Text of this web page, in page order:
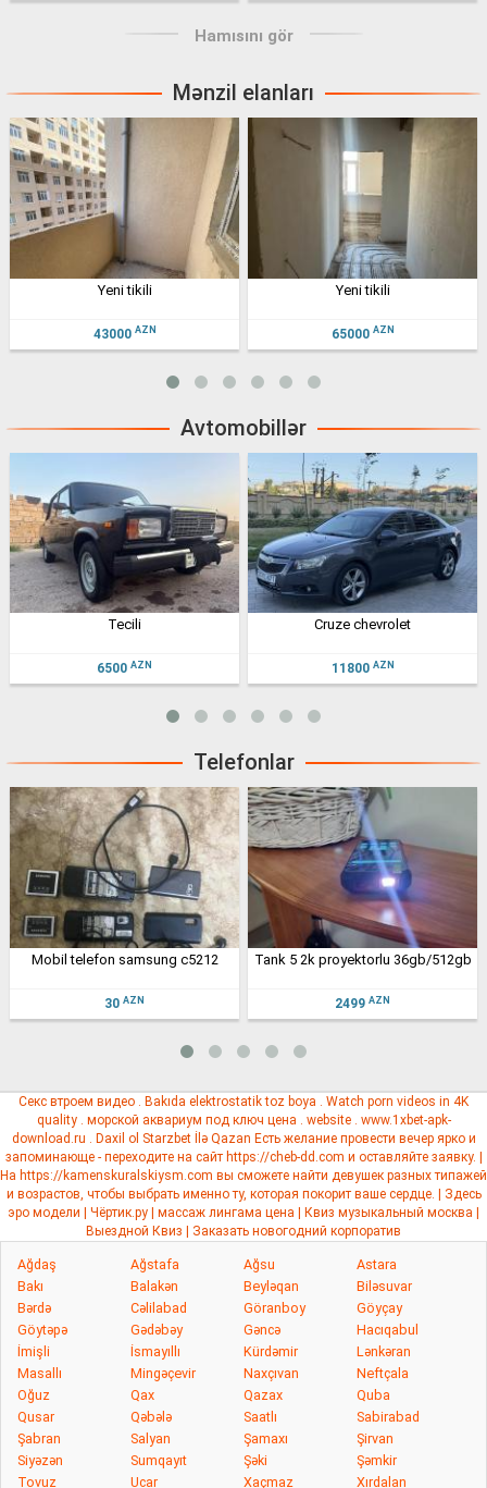
Hamısını gör
Mənzil elanları
yeni tikili
65000AZN
bibi heybətdə 2 otaqlı novostroyka
225000AZN
Avtomobillər
cruze chevrolet
11800AZN
satıllr dongfeng h30cross
9000AZN
Telefonlar
tank 5 2k proyektorlu 36gb/512gb
2499
17 pro max
2614 AZN
Секс втроем видео . Bakıda elektrostatik toz boya . Watch porn videos in 4K
quality . морской аквариум под ключ цена . website. www.1xbet-apk-
download.ru . Daxil ol Starzbetİlə Qazan Есть желание провести вечер ярко и
запоминающе - переходите на сайт https://cheb-dd.com и оставляйте заявку. |
На https://kamenskuralskiysm.com вы сможете найти девушек разных типажей
и возрастов, чтобы выбрать именно ту, которая покорит ваше сердце. |
Здесь
эро модели | Чёртик.ру массаж лингама цена Квиз музыкальный москва
Выездной Квиз
Заказать новогодний корпоратив
Ağdaş Ağstafa Ağsu
Astara
Bakı
Balakən Beyləqan
Biləsuvar
Bərdə
Cəlilabad Göranboy
Göyçay
Göytəpə
Gədəbəy Gəncə
Hacıqabul
İmişli
İsmayıllı Kürdəmir
Lənkəran
Masallı
Mingəçevir Naxçıvan
Neftçala
Oğuz
Qax Qazax
Quba
Qusar
Qəbələ Saatlı
Sabirabad
Şabran
Salyan Şamaxı
Şirvan
Siyəzən
Sumqayıt Şəki
Şəmkir
Tovuz
Ucar Xaçmaz Xırdalan